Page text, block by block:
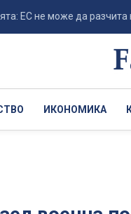
не може да разчита на
ИКОНОМИКА